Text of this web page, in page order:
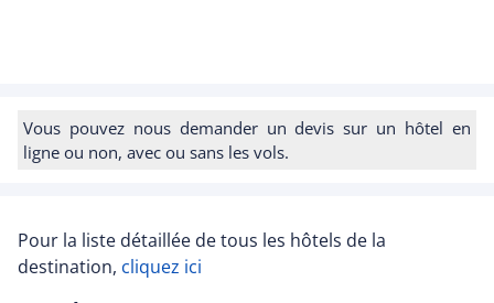
Vous pouvez nous demander un devis sur un hôtel en
ligne ou non, avec ou sans les vols.
Pour la liste détaillée de tous les hôtels de la
destination, cliquez ici